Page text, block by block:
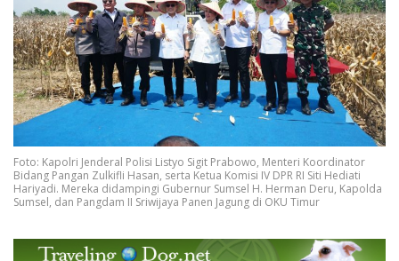
Foto: Kapolri Jenderal Polisi Listyo Sigit Prabowo, Menteri Koordinator
Bidang Pangan Zulkifli Hasan, serta Ketua Komisi IV DPR RI Siti Hediati
Hariyadi. Mereka didampingi Gubernur Sumsel H. Herman Deru, Kapolda
Sumsel, dan Pangdam II Sriwijaya Panen Jagung di OKU Timur